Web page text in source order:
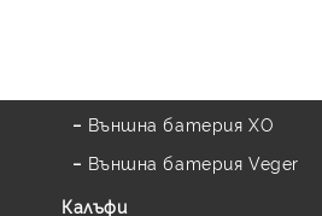
Външна батерия XO
Външна батерия Veger
Калъфи